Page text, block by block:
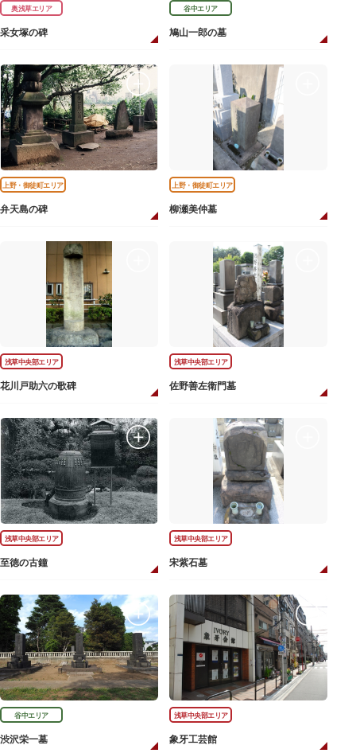
奥浅草エリア
采女塚の碑
谷中エリア
鳩山一郎の墓
上野・御徒町エリア
弁天島の碑
上野・御徒町エリア
柳瀬美仲墓
浅草中央部エリア
花川戸助六の歌碑
浅草中央部エリア
佐野善左衛門墓
浅草中央部エリア
至徳の古鐘
浅草中央部エリア
宋紫石墓
谷中エリア
渋沢栄一墓
浅草中央部エリア
象牙工芸館